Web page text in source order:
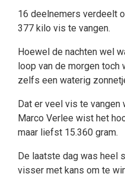
16 deelnemers verdeelt
377 kilo vis te vangen.
Hoewel de nachten wel
loop van de morgen toch
zelfs een waterig
Dat er veel vis te
Marco Verlee wist het
maar liefst 15.360 gram.
De laatste dag was heel
visser met kans om te